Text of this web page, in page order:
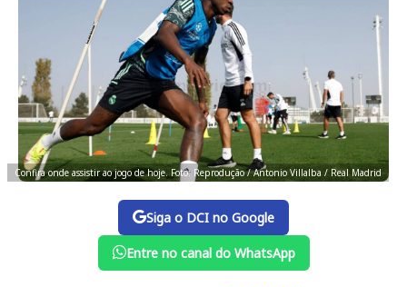
Confira onde assistir ao jogo de hoje. Foto: Reprodução / Antonio Villalba / Real Madrid
Siga o DCI no Google
Entre no canal do WhatsApp